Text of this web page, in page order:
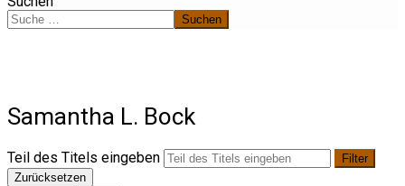
Suchen
Samantha L. Bock
Teil des Titels eingeben
Filter
Zurücksetzen